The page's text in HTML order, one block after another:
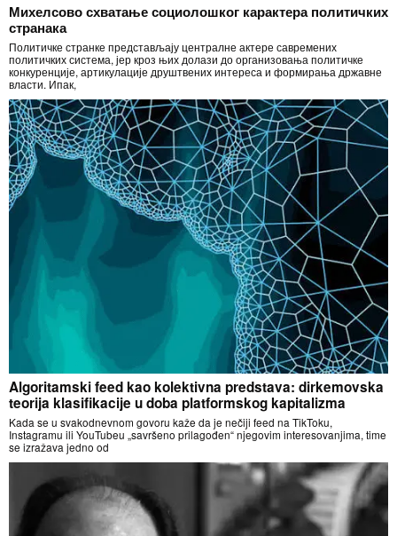
Михелсово схватање социолошког карактера политичких
странака
Политичке странке представљају централне актере савремених
политичких система, јер кроз њих долази до организовања политичке
конкуренције, артикулације друштвених интереса и формирања државне
власти. Ипак,
Algoritamski feed kao kolektivna predstava: dirkemovska
teorija klasifikacije u doba platformskog kapitalizma
Kada se u svakodnevnom govoru kaže da je nečiji feed na TikToku,
Instagramu ili YouTubeu „savršeno prilagođen“ njegovim interesovanjima, time
se izražava jedno od